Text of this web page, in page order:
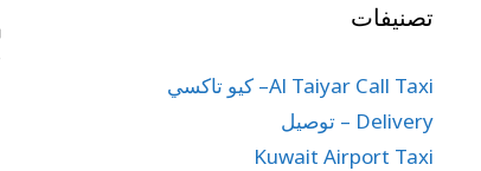
تصنيفات
Al Taiyar Call Taxi– كيو تاكسي
Delivery – توصيل
Kuwait Airport Taxi